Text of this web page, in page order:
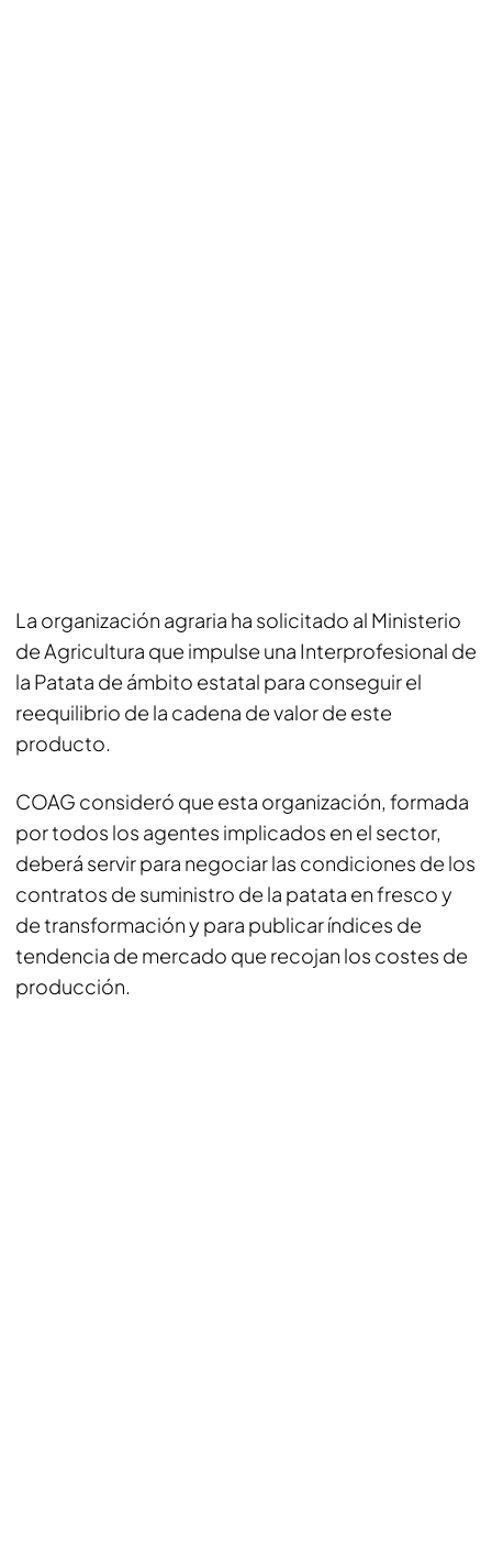
La organización agraria ha solicitado al Ministerio
de Agricultura que impulse una Interprofesional de
la Patata de ámbito estatal para conseguir el
reequilibrio de la cadena de valor de este
producto.
COAG consideró que esta organización, formada
por todos los agentes implicados en el sector,
deberá servir para negociar las condiciones de los
contratos de suministro de la patata en fresco y
de transformación y para publicar índices de
tendencia de mercado que recojan los costes de
producción.